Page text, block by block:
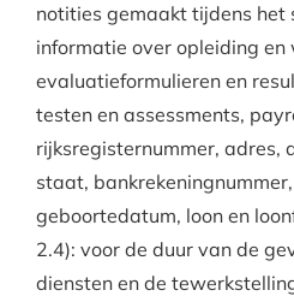
notities gemaakt tijdens het
informatie over opleiding en
evaluatieformulieren en
testen en assessments,
rijksregisternummer, adres,
staat,
geboortedatum, loon en
2.4): voor de duur van de
diensten en de